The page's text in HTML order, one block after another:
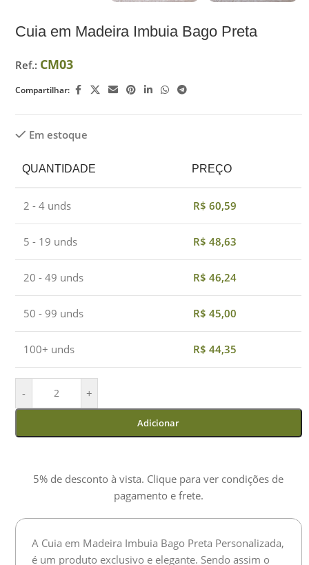
Cuia em Madeira Imbuia Bago Preta
Ref.: CM03
Compartilhar:
Em estoque
QUANTIDADE PREÇO
2 - 4 unds R$ 60,59
5 - 19 unds R$ 48,63
20 - 49 unds R$ 46,24
50 - 99 unds R$ 45,00
100+ unds R$ 44,35
- +
Adicionar
5% de desconto à vista. Clique para ver condições de
pagamento e frete.
A Cuia em Madeira Imbuia Bago Preta Personalizada,
é um produto exclusivo e elegante. Sendo assim o